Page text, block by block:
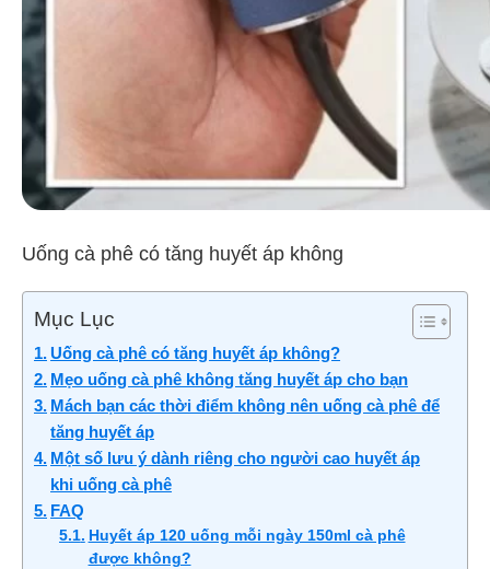
Uống cà phê có tăng huyết áp không
Mục Lục
Uống cà phê có tăng huyết áp không?
Mẹo uống cà phê không tăng huyết áp cho bạn
Mách bạn các thời điểm không nên uống cà phê để
tăng huyết áp
Một số lưu ý dành riêng cho người cao huyết áp
khi uống cà phê
FAQ
Huyết áp 120 uống mỗi ngày 150ml cà phê
được không?